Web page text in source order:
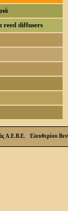
reed diffusers
Α.Ε.Β.Ε. Ελευθερίου